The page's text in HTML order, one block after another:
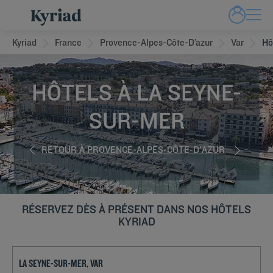
Kyriad France Provence-Alpes-Côte-D’azur Var
HÔTELS À LA SEYNE-
SUR-MER
RETOUR À PROVENCE-ALPES-CÔTE-D'AZUR
RÉSERVEZ DÈS À PRÉSENT DANS NOS HÔTELS
KYRIAD